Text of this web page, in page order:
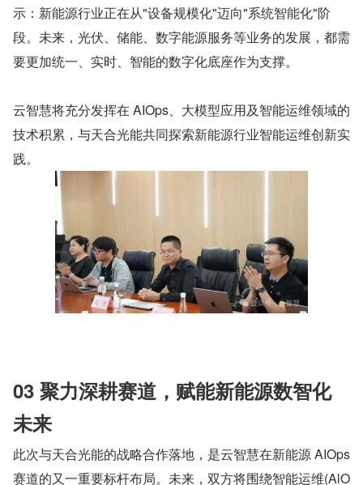
示：新能源行业正在从"设备规模化"迈向"系统智能化"阶
段。未来，光伏、储能、数字能源服务等业务的发展，都需
要更加统一、实时、智能的数字化底座作为支撑。
云智慧将充分发挥在 AIOps、大模型应用及智能运维领域的
技术积累，与天合光能共同探索新能源行业智能运维创新实
践。
03 聚力深耕赛道，赋能新能源数智化
未来
此次与天合光能的战略合作落地，是云智慧在新能源 AIOps
赛道的又一重要标杆布局。未来，双方将围绕智能运维(AlO